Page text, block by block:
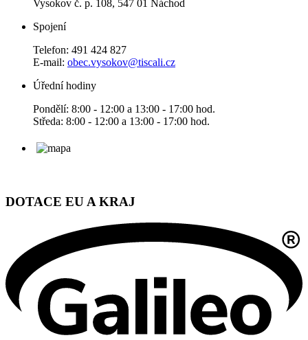
Vysokov č. p. 108, 547 01 Náchod
Spojení
Telefon: 491 424 827
E-mail: obec.vysokov@tiscali.cz
Úřední hodiny
Pondělí: 8:00 - 12:00 a 13:00 - 17:00 hod.
Středa: 8:00 - 12:00 a 13:00 - 17:00 hod.
DOTACE EU A KRAJ